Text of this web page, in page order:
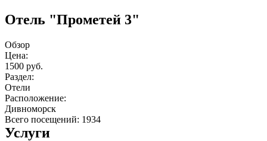
Отель "Прометей 3"
Обзор
Цена:
1500 руб.
Раздел:
Отели
Расположение:
Дивноморск
Всего посещений: 1934
Услуги